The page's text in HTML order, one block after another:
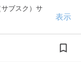
ブスク）サ
表示